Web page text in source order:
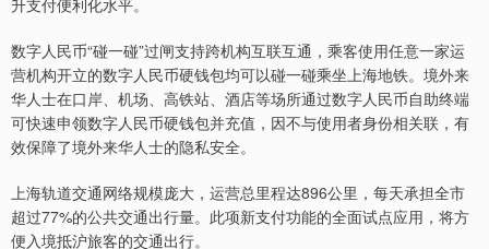
升支付便利化水平。
数字人民币“碰一碰”过闸支持跨机构互联互通，乘客使用任意一家运
营机构开立的数字人民币硬钱包均可以碰一碰乘坐上海地铁。境外来
华人士在口岸、机场、高铁站、酒店等场所通过数字人民币自助终端
可快速申领数字人民币硬钱包并充值，因不与使用者身份相关联，有
效保障了境外来华人士的隐私安全。
上海轨道交通网络规模庞大，运营总里程达896公里，每天承担全市
超过77%的公共交通出行量。此项新支付功能的全面试点应用，将方
便入境抵沪旅客的交通出行。